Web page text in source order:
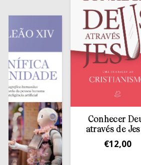
Conhecer Deus
através de Jesus
12,00